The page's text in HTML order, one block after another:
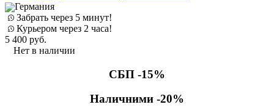
Германия
Забрать через 5 минут!
Курьером через 2 часа!
5 400 руб.
Нет в наличии
СБП -15%
Наличними -20%